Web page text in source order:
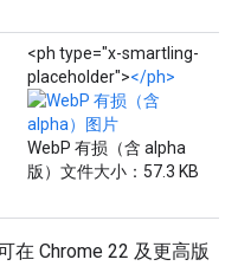
<ph type="x-smartling-
placeholder"></ph>
WebP 有损（含 alpha
版）文件大小：57.3 KB
在 Chrome 22 及更高版